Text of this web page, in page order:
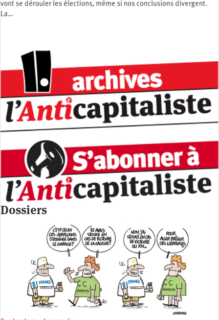
vont se dérouler les élections, même si nos conclusions divergent.
La…
Dossiers